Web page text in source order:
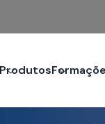
Produtos